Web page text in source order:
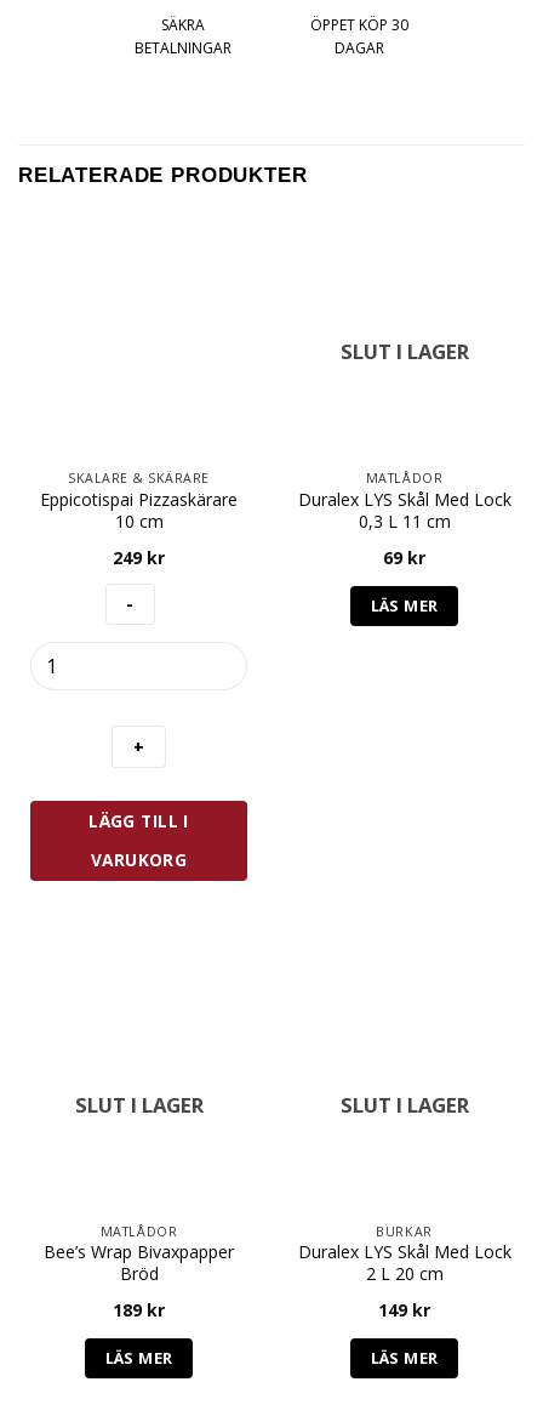
SÄKRA
BETALNINGAR
ÖPPET KÖP 30
DAGAR
RELATERADE PRODUKTER
SKALARE & SKÄRARE
Eppicotispai Pizzaskärare
10 cm
249 kr
Pizzaskärare
LÄGG TILL I
VARUKORG
SLUT I LAGER
MATLÅDOR
Duralex LYS Skål Med Lock
0,3 L 11 cm
69 kr
LÄS MER
SLUT I LAGER
MATLÅDOR
Bee’s Wrap Bivaxpapper
Bröd
189 kr
LÄS MER
SLUT I LAGER
BURKAR
Duralex LYS Skål Med Lock
2 L 20 cm
149 kr
LÄS MER